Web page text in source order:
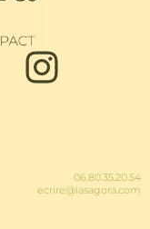
06.80.35.20.54
ecrire@iasagora.com